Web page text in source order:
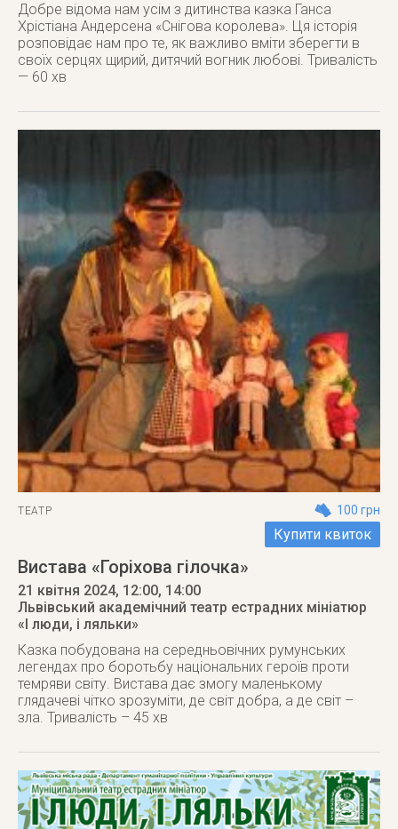
Добре відома нам усім з дитинства казка Ганса
Хрістіана Андерсена «Снігова королева». Ця історія
розповідає нам про те, як важливо вміти зберегти в
своїх серцях щирий, дитячий вогник любові. Тривалість
— 60 хв
ТЕАТР 100 грн
Купити квиток
Вистава «Горіхова гілочка»
21 квітня 2024, 12:00, 14:00
Львівський академічний театр естрадних мініатюр
«І люди, і ляльки»
Казка побудована на середньовічних румунських
легендах про боротьбу національних героїв проти
темряви світу. Вистава дає змогу маленькому
глядачеві чітко зрозуміти, де світ добра, а де світ –
зла. Тривалість – 45 хв